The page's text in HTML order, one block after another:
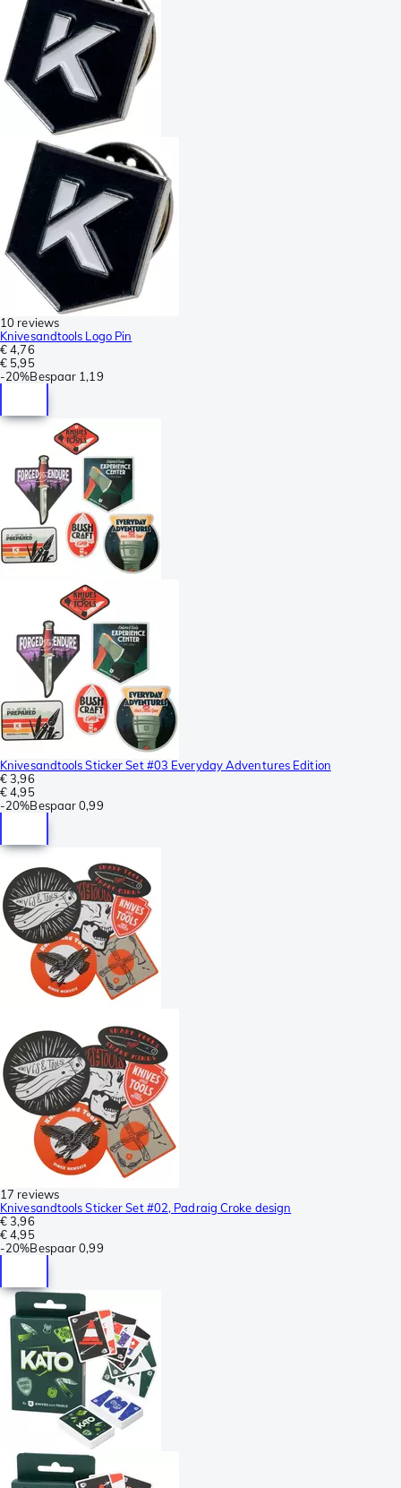
10 reviews
Knivesandtools Logo Pin
€ 4,76
€ 5,95
-20%Bespaar 1,19
Knivesandtools Sticker Set #03 Everyday Adventures Edition
€ 3,96
€ 4,95
-20%Bespaar 0,99
17 reviews
Knivesandtools Sticker Set #02, Padraig Croke design
€ 3,96
€ 4,95
-20%Bespaar 0,99